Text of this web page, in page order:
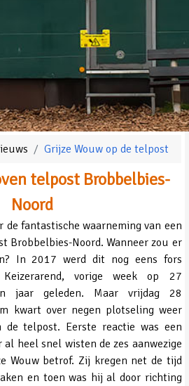
Grijze Wouw op de telpost
telpost Brobbelbies-
Noord
fantastische waarneming van een
Brobbelbies-Noord. Wanneer zou er
In 2017 werd dit nog eens fors
vorige week op 27
jaar geleden. Maar vrijdag 28
kwart over negen plotseling weer
de telpost. Eerste reactie was een
heel snel wisten de zes aanwezige
Wouw betrof. Zij kregen net de tijd
en toen was hij al door richting